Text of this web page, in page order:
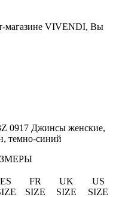
магазине VIVENDI, Вы
0917 Джинсы женские,
темно-синий
ES
FR
SIZE
UK
SIZE
US
SIZE